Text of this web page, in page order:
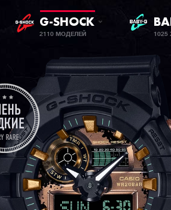
G-SHOCK
2110 МОДЕЛЕЙ